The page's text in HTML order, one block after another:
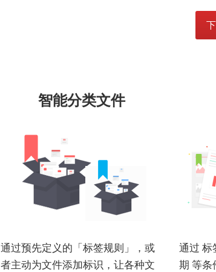
智能分类文件
通过预先定义的「标签规则」，或
者主动为文件添加标识，让各种文
通过 标
期 等条